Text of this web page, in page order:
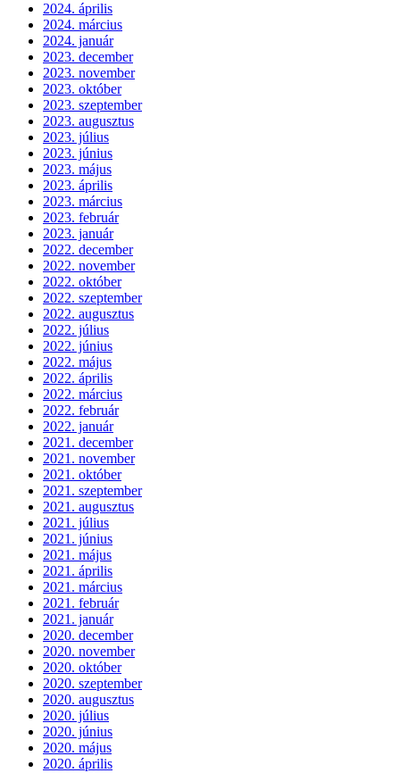
2024. április
2024. március
2024. január
2023. december
2023. november
2023. október
2023. szeptember
2023. augusztus
2023. július
2023. június
2023. május
2023. április
2023. március
2023. február
2023. január
2022. december
2022. november
2022. október
2022. szeptember
2022. augusztus
2022. július
2022. június
2022. május
2022. április
2022. március
2022. február
2022. január
2021. december
2021. november
2021. október
2021. szeptember
2021. augusztus
2021. július
2021. június
2021. május
2021. április
2021. március
2021. február
2021. január
2020. december
2020. november
2020. október
2020. szeptember
2020. augusztus
2020. július
2020. június
2020. május
2020. április